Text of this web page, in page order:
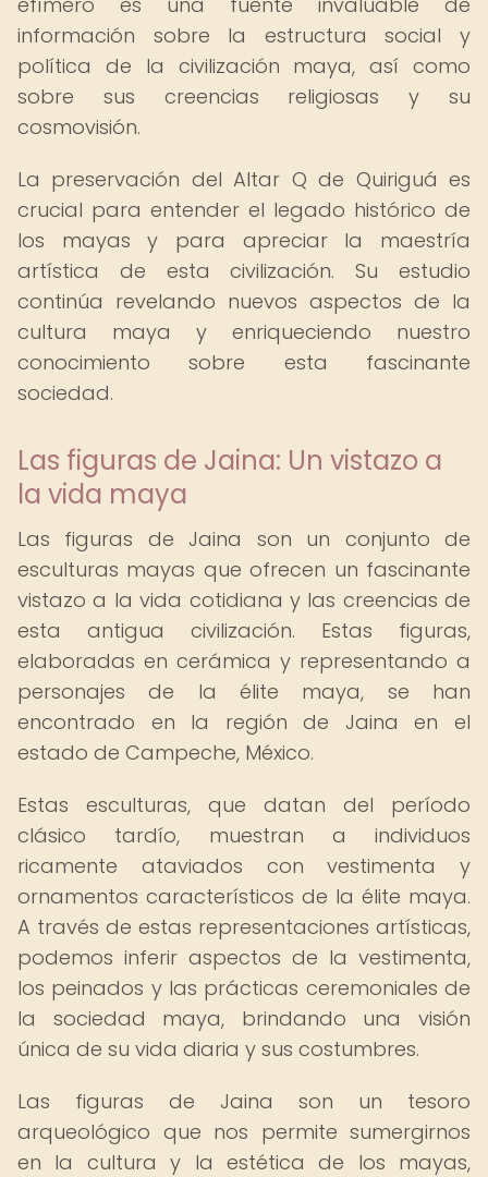
información sobre la estructura social y
política de la civilización maya, así como
sobre sus creencias religiosas y su
cosmovisión.
La preservación del Altar Q de Quiriguá es
crucial para entender el legado histórico de
los mayas y para apreciar la maestría
artística de esta civilización. Su estudio
continúa revelando nuevos aspectos de la
cultura maya y enriqueciendo nuestro
conocimiento sobre esta fascinante
sociedad.
Las figuras de Jaina: Un vistazo a
la vida maya
Las figuras de Jaina son un conjunto de
esculturas mayas que ofrecen un fascinante
vistazo a la vida cotidiana y las creencias de
esta antigua civilización. Estas figuras,
elaboradas en cerámica y representando a
personajes de la élite maya, se han
encontrado en la región de Jaina en el
estado de Campeche, México.
Estas esculturas, que datan del período
clásico tardío, muestran a individuos
ricamente ataviados con vestimenta y
ornamentos característicos de la élite maya.
A través de estas representaciones artísticas,
podemos inferir aspectos de la vestimenta,
los peinados y las prácticas ceremoniales de
la sociedad maya, brindando una visión
única de su vida diaria y sus costumbres.
Las figuras de Jaina son un tesoro
arqueológico que nos permite sumergirnos
en la cultura y la estética de los mayas,